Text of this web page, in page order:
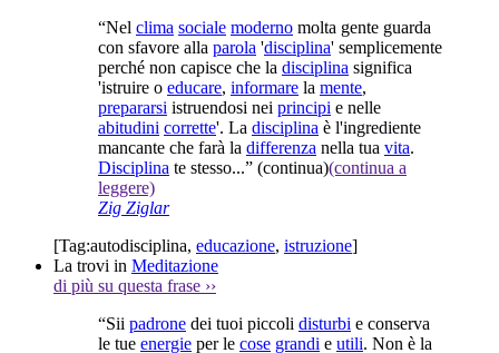
“Nel clima sociale moderno molta gente guarda
con sfavore alla parola 'disciplina' semplicemente
perché non capisce che la disciplina significa
'istruire o educare, informare la mente,
prepararsi istruendosi nei principi e nelle
abitudini corrette'. La disciplina è l'ingrediente
mancante che farà la differenza nella tua vita.
Disciplina te stesso...” (continua)(continua a
leggere)
Zig Ziglar
[Tag:autodisciplina, educazione, istruzione]
La trovi in Meditazione
di più su questa frase ››
“Sii padrone dei tuoi piccoli disturbi e conserva
le tue energie per le cose grandi e utili. Non è la